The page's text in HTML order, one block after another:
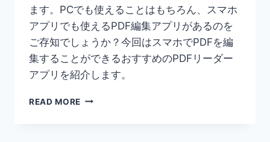
ます。PCでも使えることはもちろん、スマホ
アプリでも使えるPDF編集アプリがあるのを
ご存知でしょうか？今回はスマホでPDFを編
集することができるおすすめのPDFリーダー
アプリを紹介します。
READ MORE 【お